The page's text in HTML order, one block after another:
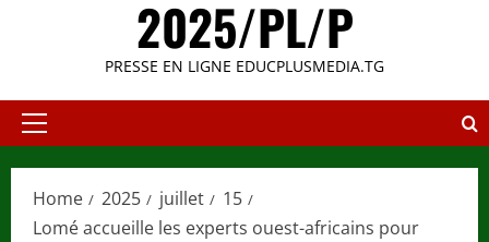
2025/PL/P
PRESSE EN LIGNE EDUCPLUSMEDIA.TG
Primary
Home 2025 juillet
15
Lomé accueille les experts ouest-africains pour